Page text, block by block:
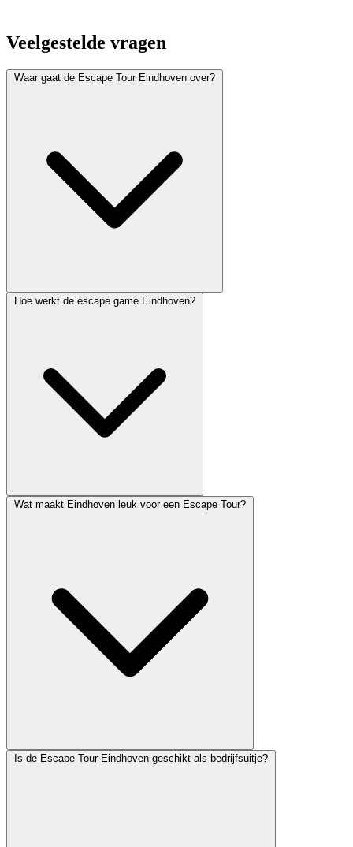
Veelgestelde vragen
Waar gaat de Escape Tour Eindhoven over?
Hoe werkt de escape game Eindhoven?
Wat maakt Eindhoven leuk voor een Escape Tour?
Is de Escape Tour Eindhoven geschikt als bedrijfsuitje?